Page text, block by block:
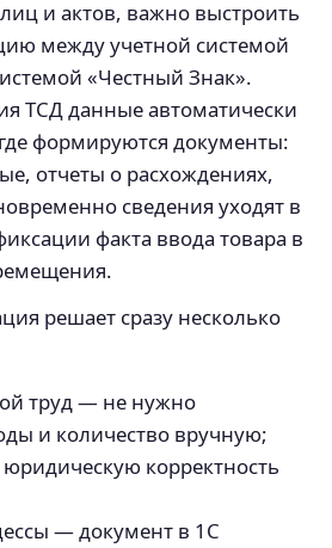
и актов, важно выстроить
между учетной системой
«Честный Знак».
ТСД данные автоматически
формируются документы:
отчеты о расхождениях,
сведения уходят в
факта ввода товара в
решает сразу несколько
труд — не нужно
и количество вручную;
юридическую корректность
— документ в 1С